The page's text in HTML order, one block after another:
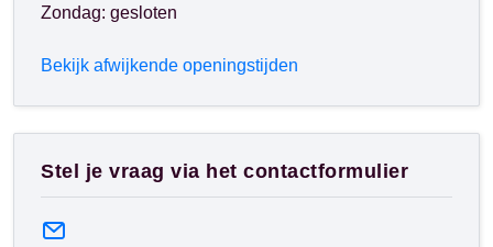
Zondag: gesloten
Bekijk afwijkende openingstijden
Stel je vraag via het contactformulier